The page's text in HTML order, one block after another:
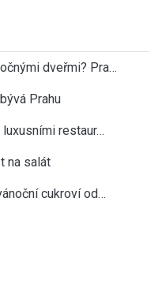
dveřmi? Pra…
Prahu
restaur…
na salát
cukroví od…